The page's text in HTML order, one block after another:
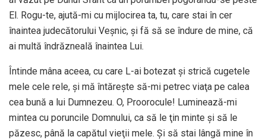
El. Rogu-te, ajută-mi cu mijlocirea ta, tu, care stai în cer
înaintea judecătorului Veşnic, şi fă să se îndure de mine, că
ai multă îndrăzneală înaintea Lui.
Întinde mâna aceea, cu care L-ai botezat şi strică cugetele
mele cele rele, şi mă întăreşte să-mi petrec viaţa pe calea
cea bună a lui Dumnezeu. O, Proorocule! Luminează-mi
mintea cu poruncile Domnului, ca să le ţin minte şi să le
păzesc, până la capătul vieţii mele. Şi să stai lângă mine în